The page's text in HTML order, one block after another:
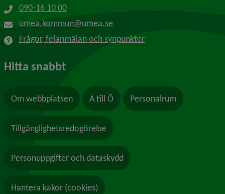
090-16 10 00
umea.kommun@umea.se
Frågor, felanmälan och synpunkter
Hitta snabbt
Om webbplatsen A till Ö Personalrum
Tillgänglighetsredogörelse
Personuppgifter och dataskydd
Hantera kakor (cookies)